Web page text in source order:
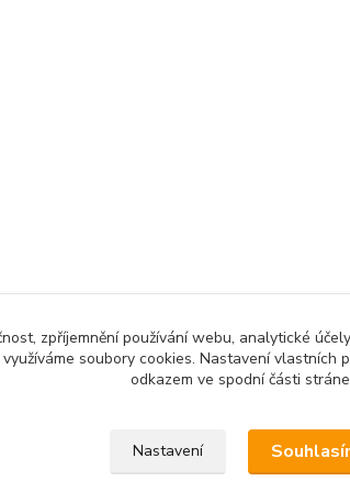
zpříjemnění používání webu, analytické
soubory cookies. Nastavení vlastních
odkazem ve spodní části
Nastavení